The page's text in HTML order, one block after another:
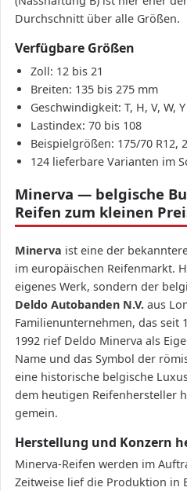
Durchschnitt über alle Größen.
Verfügbare Größen
Zoll: 12 bis 21
Breiten: 135 bis 275 mm
Geschwindigkeit: T, H, V, W, Y
Lastindex: 70 bis 108
Beispielgrößen: 175/70 R12,
124 lieferbare Varianten im
Minerva — belgische
Reifen zum kleinen
Minerva ist eine der
im europäischen Reifenmarkt.
eigenes Werk, sondern der
Deldo Autobanden N.V. aus
Familienunternehmen, das seit
1992 rief Deldo Minerva als
Name und das Symbol der
eine historische belgische
dem heutigen Reifenhersteller
gemein.
Herstellung und Konzern
Minerva-Reifen werden im
Zeitweise lief die Produktion in